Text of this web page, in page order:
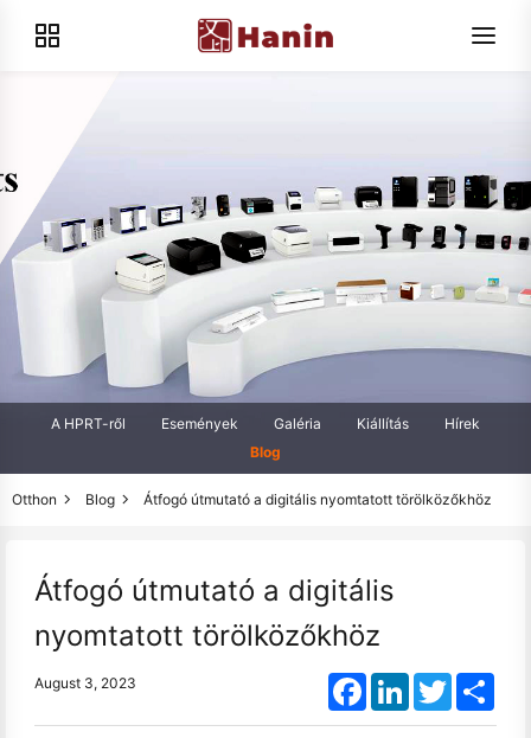
A HPRT-ről Események Galéria Kiállítás
Hírek
Blog
Otthon Blog Átfogó útmutató a digitális nyomtatott törölközőkhöz
Átfogó útmutató a digitális
nyomtatott törölközőkhöz
August 3, 2023 FacebookLinkedInTwitter